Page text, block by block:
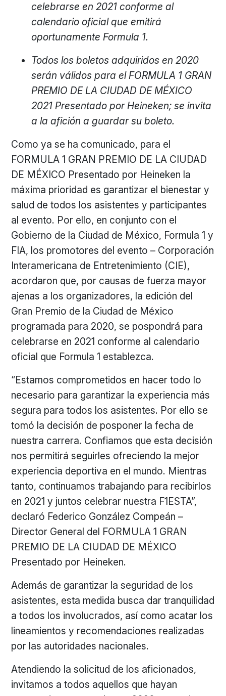
celebrarse en 2021 conforme al
calendario oficial que emitirá
oportunamente Formula 1.
Todos los boletos adquiridos en 2020
serán válidos para el FORMULA 1 GRAN
PREMIO DE LA CIUDAD DE MÉXICO
2021 Presentado por Heineken; se invita
a la afición a guardar su boleto.
Como ya se ha comunicado, para el
FORMULA 1 GRAN PREMIO DE LA CIUDAD
DE MÉXICO Presentado por Heineken la
máxima prioridad es garantizar el bienestar y
salud de todos los asistentes y participantes
al evento. Por ello, en conjunto con el
Gobierno de la Ciudad de México, Formula 1 y
FIA, los promotores del evento – Corporación
Interamericana de Entretenimiento (CIE),
acordaron que, por causas de fuerza mayor
ajenas a los organizadores, la edición del
Gran Premio de la Ciudad de México
programada para 2020, se pospondrá para
celebrarse en 2021 conforme al calendario
oficial que Formula 1 establezca.
“Estamos comprometidos en hacer todo lo
necesario para garantizar la experiencia más
segura para todos los asistentes. Por ello se
tomó la decisión de posponer la fecha de
nuestra carrera. Confiamos que esta decisión
nos permitirá seguirles ofreciendo la mejor
experiencia deportiva en el mundo. Mientras
tanto, continuamos trabajando para recibirlos
en 2021 y juntos celebrar nuestra F1ESTA”,
declaró Federico González Compeán –
Director General del FORMULA 1 GRAN
PREMIO DE LA CIUDAD DE MÉXICO
Presentado por Heineken.
Además de garantizar la seguridad de los
asistentes, esta medida busca dar tranquilidad
a todos los involucrados, así como acatar los
lineamientos y recomendaciones realizadas
por las autoridades nacionales.
Atendiendo la solicitud de los aficionados,
invitamos a todos aquellos que hayan